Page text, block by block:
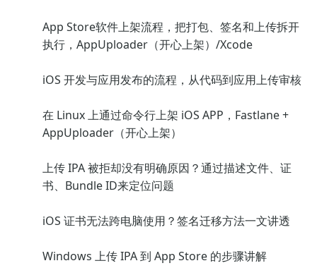
App Store软件上架流程，把打包、签名和上传拆开
执行，AppUploader（开心上架）/Xcode
iOS 开发与应用发布的流程，从代码到应用上传审核
在 Linux 上通过命令行上架 iOS APP，Fastlane +
AppUploader（开心上架）
上传 IPA 被拒却没有明确原因？通过描述文件、证
书、Bundle ID来定位问题
iOS 证书无法跨电脑使用？签名迁移方法一文讲透
Windows 上传 IPA 到 App Store 的步骤讲解